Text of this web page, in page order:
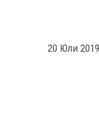
20 Юли